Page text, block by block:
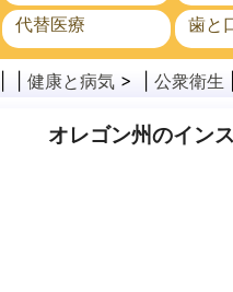
代替医療
歯と
がん
公衆
健康と病気 > | 公衆衛生
オレゴン州のイン